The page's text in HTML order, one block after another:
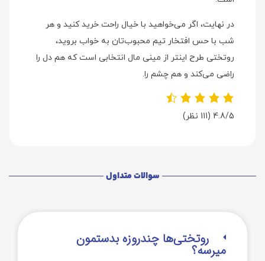
در نهایت، اگر می‌خواهید با خیال راحت خرید کنید و هر
شب با حس افتخار تیم محبوب‌تان به خواب بروید،
روتختی طرح اینتر از مینی مال انتخابی است که هم دل را
راضی می‌کند و هم چشم را.
4.8/5 (111 نظر)
سوالات متداول
روتختی‌‌ها چندروزه بدستمون
میرسه؟